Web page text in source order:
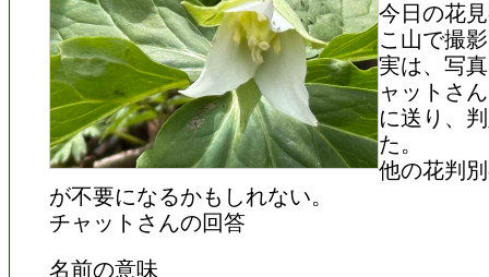
今日の花
こ山で撮
実は、写
ャットさ
に送り、
た。
他の花判
が不要になるかもしれない。
チャットさんの回答
名前の意味